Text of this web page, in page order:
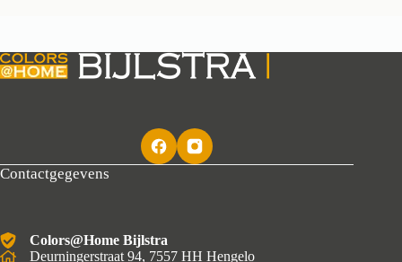
Contactgegevens
Colors@Home Bijlstra
Deurningerstraat 94, 7557 HH Hengelo